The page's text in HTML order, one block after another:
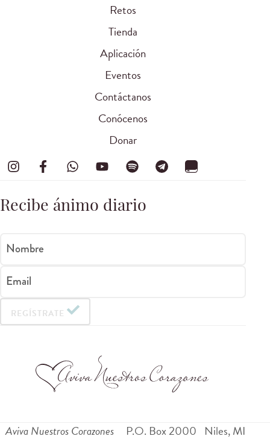
Retos
Tienda
Aplicación
Eventos
Contáctanos
Conócenos
Donar
Recibe ánimo diario
Nombre
Email
REGÍSTRATE
Aviva Nuestros Corazones P.O. Box 2000 Niles,MI